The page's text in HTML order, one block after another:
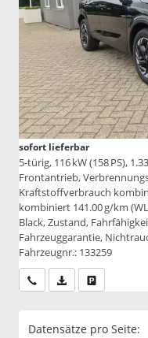
sofort lieferbar
5-türig, 116 kW (158 PS),
Frontantrieb,
Kraftstoffverbrauch
kombiniert 141.00 g/km
Black, Zustand,
Fahrzeuggarantie,
Fahrzeugnr.: 133259
Wir rufen Sie an
PDF-Datei,
Datensätze pro Seite: